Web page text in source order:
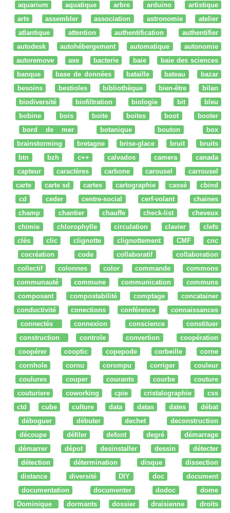
aquarium
aquatique arbre arduino
artistique
arts
assembler association astronomie
atelier
atlantique
attention authentification
authentifier
autodesk
autohébergement automatique
autonomie
autoremove
axe bacterie baie
baie des sciences
banque
base de données bataille bateau
bazar
besoins
bestioles bibliothèque bien-être
bilan
biodiversité
biofiltration biologie bit
bleu
bobine
bois boite boites boot
booter
bord de mer
botanique bouton
box
brainstorming
bretagne brise-glace bruit
bruits
btn
bzh c++ calvados camera
canada
capteur
caractères carbone carousel
carrousel
carte
carte sd cartes cartographie cassé
cbind
cd
ceder centre-social cerf-volant
chaines
champ
chantier chauffe check-list
cheveux
chimie
chlorophylle circulation clavier
clefs
clés
clic clignotte clignottement CMF
cnc
cocréation
code collaboratif
collaboration
collectif
colonnes color commande
commons
communauté
commune communication
communs
composant
compostabilité comptage
concatainer
conductivité
conections conférence
connaissances
connectés
connexion conscience
constituer
construction
controle convertion
coopération
coopérer
cooptic copepode corbeille
corne
cornhole
cornu corompu corriger
couleur
coulures
couper courants courbe
couture
couturiere
coworking cpie cristalographie
css
ctd
cube culture data datas dates
débat
déboguer
débuter dechet
deconstruction
découpe
défiler defont degré
démarrage
démarrer
dépot desinstaller dessin
détecter
détection
détermination disque
dissection
distance
diversité DIY doc
document
documentation
documenter dodoc
dome
Dominique
dormants dossier draisienne
droits